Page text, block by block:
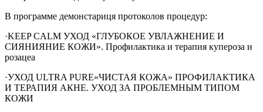
В программе демонстариця протоколов процедур:
·KEEP CALM УХОД «ГЛУБОКОЕ УВЛАЖНЕНИЕ И
СИЯНИЯНИЕ КОЖИ». Профилактика и терапия купероза и
розацеа
·УХОД ULTRA PURE«ЧИСТАЯ КОЖА» ПРОФИЛАКТИКА
И ТЕРАПИЯ АКНЕ. УХОД ЗА ПРОБЛЕМНЫМ ТИПОМ
КОЖИ